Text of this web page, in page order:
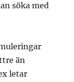
söka med
än
letar